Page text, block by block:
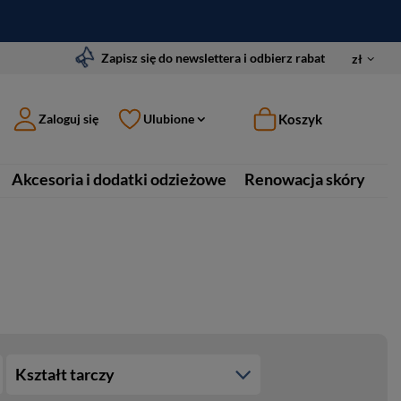
Zapisz się do newslettera i odbierz rabat zł
Zaloguj się Ulubione Koszyk
Akcesoria i dodatki odzieżowe Renowacja skóry
Kształt tarczy